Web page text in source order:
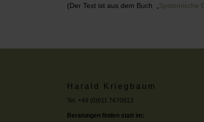
(Der Text ist aus dem Buch „Systemische
Harald Kriegbaum
Tel. +49 (0)911 7670913
Beratungen finden statt im: